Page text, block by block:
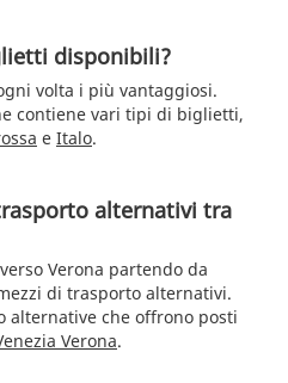
disponibili?
volta i più vantaggiosi.
contiene vari tipi di biglietti,
e Italo.
alternativi tra
Verona partendo da
di trasporto alternativi.
alternative che offrono posti
Verona.